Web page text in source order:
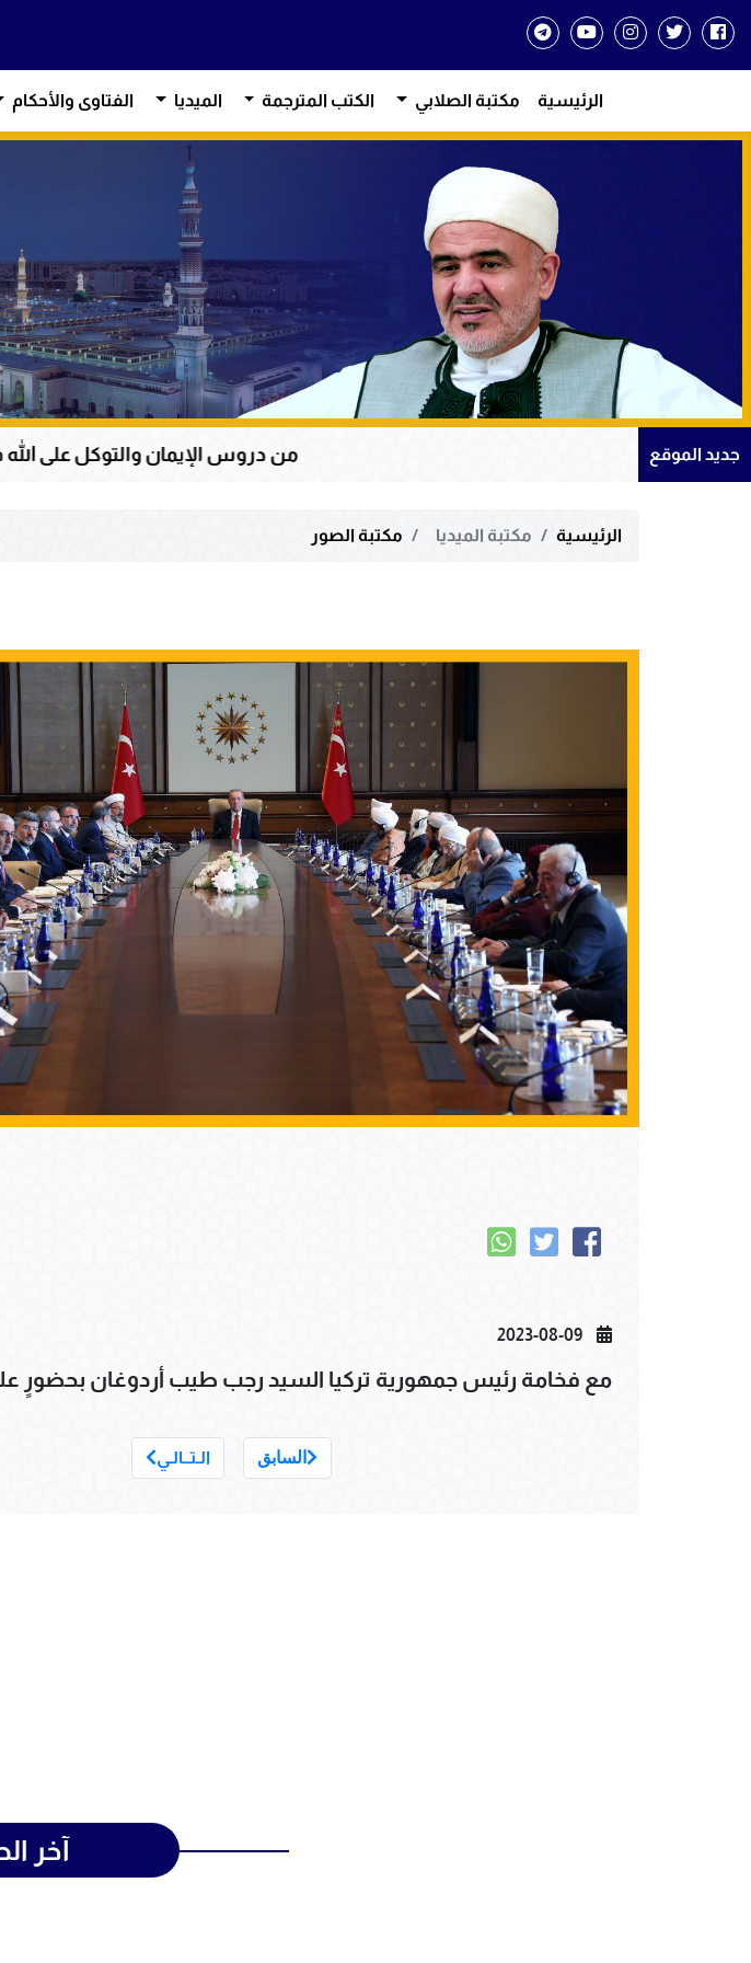
الرئيسية مكتبة الصلابي الكتب المترجمة الميديا الفتاوى والأحكام
جديد الموقع من دروس الإيمان والتوكل على الله في سورة يوسف
الرئيسية مكتبة الميديا مكتبة الصور
2023-08-09
مع فخامة رئيس جمهورية تركيا السيد رجب طيب أردوغان بحضورٍ
السابق الـتــالـي
آخر